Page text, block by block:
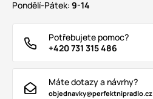
Pondělí-Pátek: 9-14
Potřebujete pomoc?
+420 731 315 486
Máte dotazy a návrhy?
objednavky@perfektnipradlo.cz